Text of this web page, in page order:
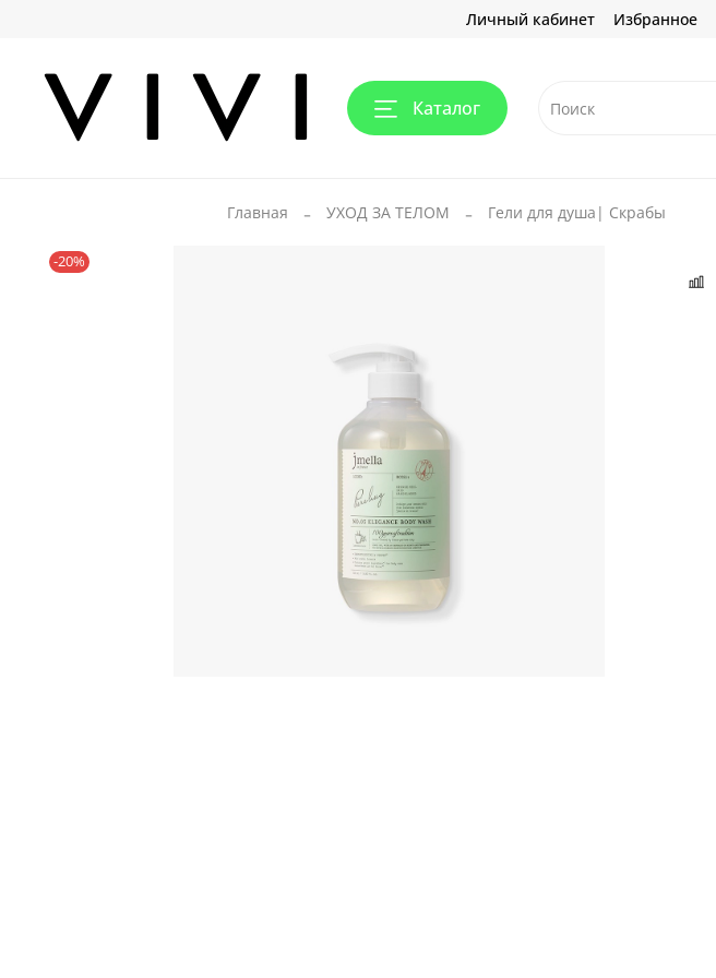
Личный кабинет Избранное
Каталог
Главная УХОД ЗА ТЕЛОМ Гели для душа| Скрабы
-20%